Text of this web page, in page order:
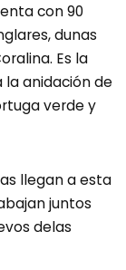
con 90
dunas
Es la
anidación de
verde y
llegan a esta
juntos
delas